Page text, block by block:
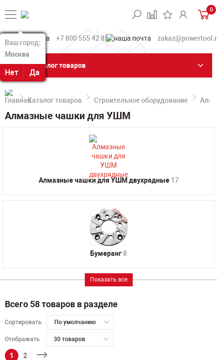
Ваш город:
Москва
Нет Да
Ваш город:
Москва
Нет Да
0
+7 800 555 42 85
Каталог товаров
Каталог товаров Строительное оборудование
Алмазные чашки для УШМ
Алмазные чашки для УШМ двухрядные 17
Бумеранг 8
Показать все
Всего 58 товаров в разделе
Сортировать По умолчанию
Отображать 30 товаров
1 2